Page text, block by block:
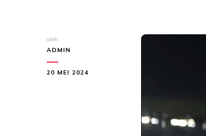
oleh
ADMIN
20 MEI 2024